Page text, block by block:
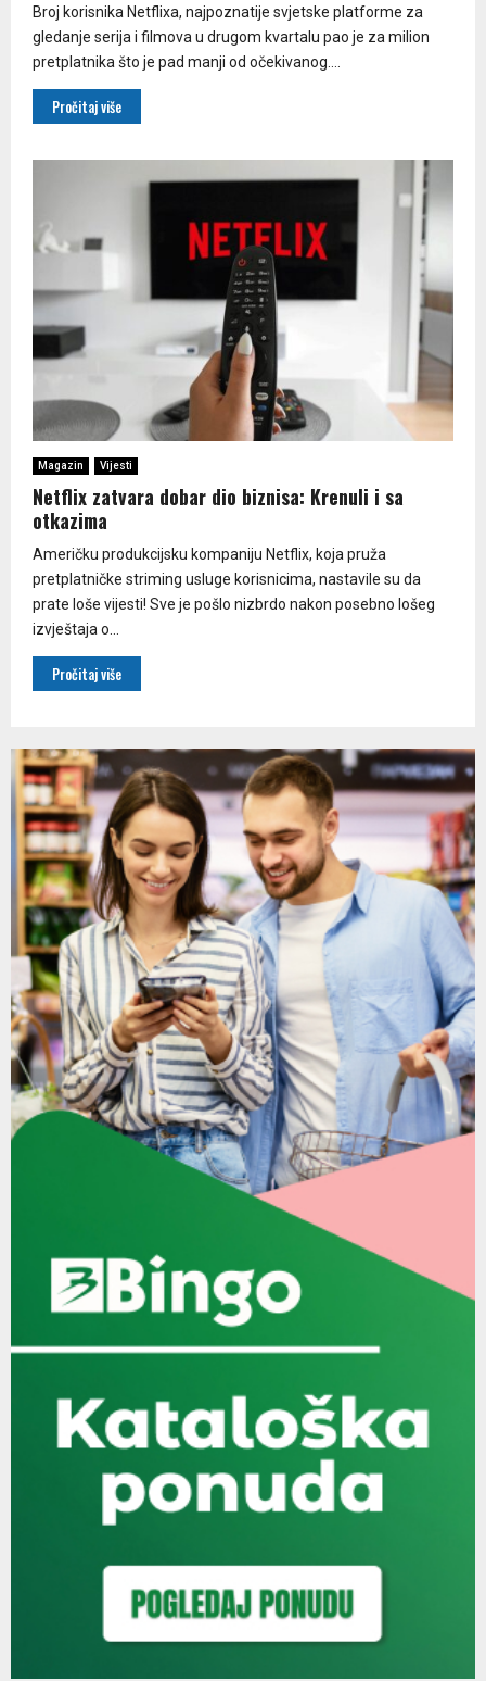
Broj korisnika Netflixa, najpoznatije svjetske platforme za
gledanje serija i filmova u drugom kvartalu pao je za milion
pretplatnika što je pad manji od očekivanog....
Pročitaj više
Magazin Vijesti
Netflix zatvara dobar dio biznisa: Krenuli i sa
otkazima
Američku produkcijsku kompaniju Netflix, koja pruža
pretplatničke striming usluge korisnicima, nastavile su da
prate loše vijesti! Sve je pošlo nizbrdo nakon posebno lošeg
izvještaja o...
Pročitaj više